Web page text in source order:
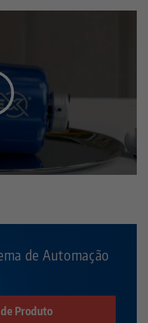
YouTube. Para assistir
mídia noconfigurações
de Automação
Produto